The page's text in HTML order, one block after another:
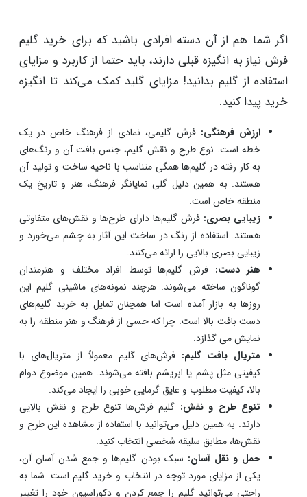
می‌کنند. ارائه این سبک هدایا برای مهمانان خارجی یا مسافران
بسیار رایج است.
مزایای گلیم فرش چیست؟
اگر شما هم از آن دسته افرادی باشید که برای خرید گلیم
فرش نیاز به انگیزه قبلی دارند، باید حتما از کاربرد و مزایای
استفاده از گلیم بدانید! مزایای گلید کمک می‌کند تا انگیزه
خرید پیدا کنید.
ارزش فرهنگی:فرش‌ گلیمی، نمادی از فرهنگ خاص در یک
خطه است. نوع طرح و نقش گلیم، جنس بافت آن و رنگ‌های
به کار رفته در گلیم‌ها همگی متناسب با ناحیه ساخت و تولید آن
هستند. به همین دلیل گلی نمایانگر فرهنگ، هنر و تاریخ یک
منطقه خاص است.
زیبایی بصری:فرش گلیم‌ها دارای طرح‌ها و نقش‌های متفاوتی
هستند. استفاده از رنگ در ساخت این آثار به چشم می‌خورد و
زیبایی بصری بالایی را ارائه می‌کنند.
هنر دست:فرش گلیم‌ها توسط افراد مختلف و هنرمندان
گوناگون ساخته می‌شوند. هرچند نمونه‌های ماشینی گلیم این
روزها به بازار آمده است اما همچنان تمایل به خرید گلیم‌های
دست بافت بالا است. چرا که حسی از فرهنگ و هنر منطقه را به
نمایش می گذازد.